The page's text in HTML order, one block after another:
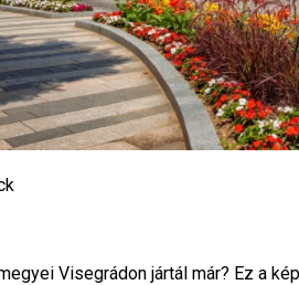
Visegrádon jártál már? Ez a